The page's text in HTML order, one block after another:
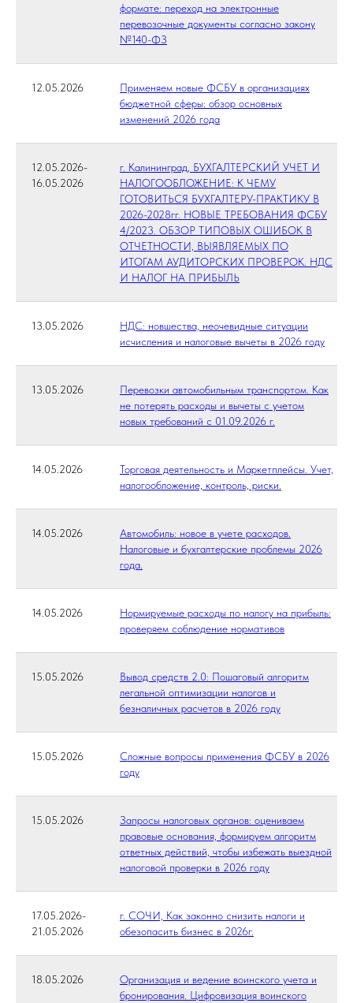
формате: переход на электронные
перевозочные документы согласно закону
№140-ФЗ
12.05.2026
Применяем новые ФСБУ в организациях
бюджетной сферы: обзор основных
изменений 2026 года
12.05.2026-
16.05.2026
г. Калининград, БУХГАЛТЕРСКИЙ УЧЕТ И
НАЛОГООБЛОЖЕНИЕ: К ЧЕМУ
ГОТОВИТЬСЯ БУХГАЛТЕРУ-ПРАКТИКУ В
2026-2028гг. НОВЫЕ ТРЕБОВАНИЯ ФСБУ
4/2023. ОБЗОР ТИПОВЫХ ОШИБОК В
ОТЧЕТНОСТИ, ВЫЯВЛЯЕМЫХ ПО
ИТОГАМ АУДИТОРСКИХ ПРОВЕРОК. НДС
И НАЛОГ НА ПРИБЫЛЬ
13.05.2026
НДС: новшества, неочевидные ситуации
исчисления и налоговые вычеты в 2026 году
13.05.2026
Перевозки автомобильным транспортом. Как
не потерять расходы и вычеты с учетом
новых требований с 01.09.2026 г.
14.05.2026
Торговая деятельность и Маркетплейсы. Учет,
налогообложение, контроль, риски.
14.05.2026
Автомобиль: новое в учете расходов.
Налоговые и бухгалтерские проблемы 2026
года.
14.05.2026
Нормируемые расходы по налогу на прибыль:
проверяем соблюдение нормативов
15.05.2026
Вывод средств 2.0: Пошаговый алгоритм
легальной оптимизации налогов и
безналичных расчетов в 2026 году
15.05.2026
Сложные вопросы применения ФСБУ в 2026
году
15.05.2026
Запросы налоговых органов: оцениваем
правовые основания, формируем алгоритм
ответных действий, чтобы избежать выездной
налоговой проверки в 2026 году
17.05.2026-
21.05.2026
г. СОЧИ, Как законно снизить налоги и
обезопасить бизнес в 2026г.
18.05.2026
Организация и ведение воинского учета и
бронирования. Цифровизация воинского